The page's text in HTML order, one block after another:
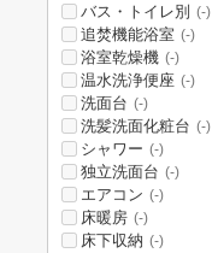
バス・トイレ別 (-)
追焚機能浴室 (-)
浴室乾燥機 (-)
温水洗浄便座 (-)
洗面台 (-)
洗髪洗面化粧台 (-)
シャワー (-)
独立洗面台 (-)
エアコン (-)
床暖房 (-)
床下収納 (-)